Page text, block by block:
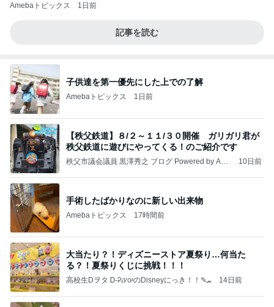
Amebaトピックス 1日前
記事を読む
子供達を第一優先にした上での了解
Amebaトピックス 1日前
【秩父鉄道】８/２～１１/３０開催 ガリガリ君が
秩父鉄道に遊びにやってくる！のご紹介です
秩父市議会議員 黒澤秀之 ブログ Powered by Ame
10日前
手術したばかりなのに新しい出来物
Amebaトピックス 17時間前
大当たり？！ディズニーストア夏祭り…何当た
る？！夏祭りくじに挑戦！！！
高校生Dヲタ Ꭰ-ᎮꭵꭹꭴのDisneyにっき！！✎ܚ 14日前